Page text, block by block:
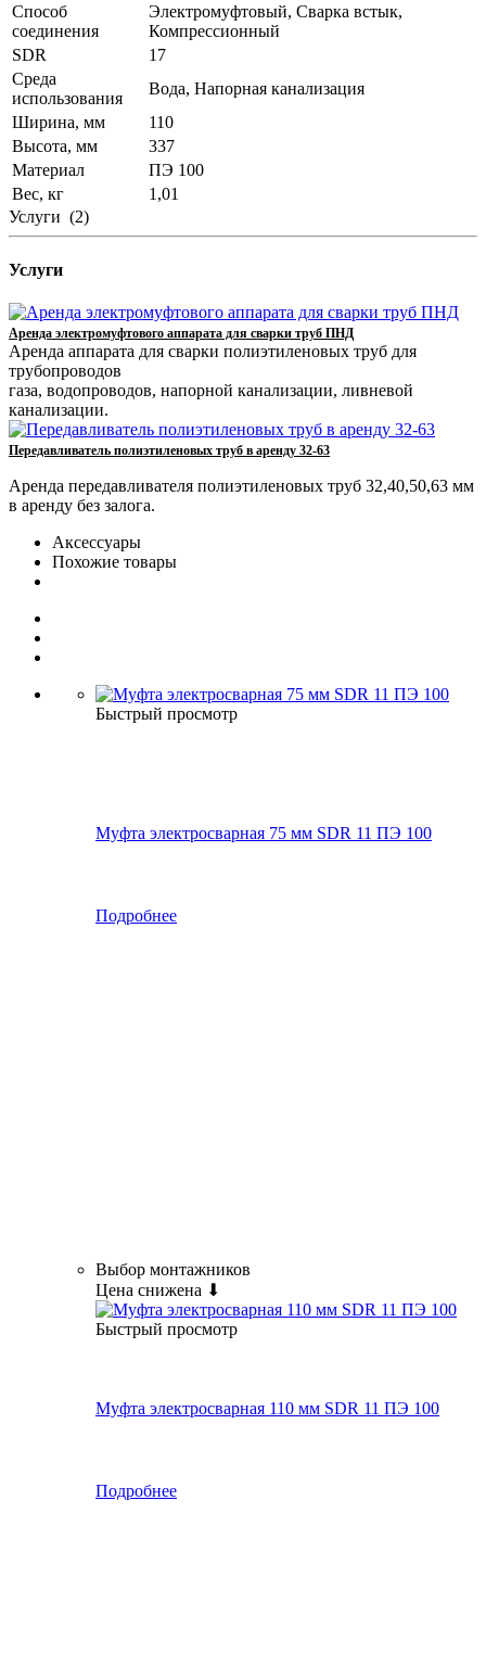
Способ
соединения
Электромуфтовый, Сварка встык,
Компрессионный
SDR
17
Среда
использования
Вода, Напорная канализация
Ширина, мм
110
Высота, мм
337
Материал
ПЭ 100
Вес, кг
1,01
Услуги (2)
Услуги
Аренда электромуфтового аппарата для сварки труб ПНД
Аренда аппарата для сварки полиэтиленовых труб для
трубопроводов
газа, водопроводов, напорной канализации, ливневой
канализации.
Передавливатель полиэтиленовых труб в аренду 32-63
Аренда передавливателя полиэтиленовых труб 32,40,50,63 мм
в аренду без залога.
Аксессуары
Похожие товары
Быстрый просмотр
Муфта электросварная 75 мм SDR 11 ПЭ 100
Подробнее
Выбор монтажников
Цена снижена ⬇
Быстрый просмотр
Муфта электросварная 110 мм SDR 11 ПЭ 100
Подробнее